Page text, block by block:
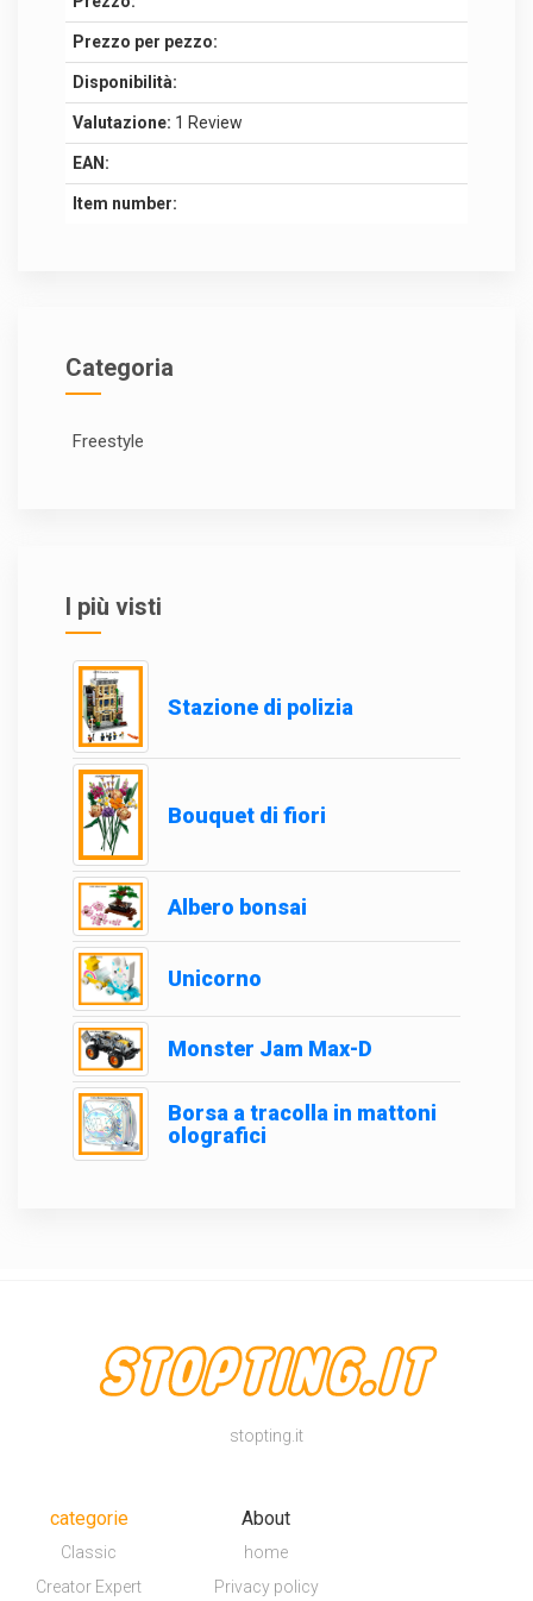
Prezzo per pezzo:
Disponibilità:
Valutazione: 1 Review
EAN:
Item number:
Categoria
Freestyle
I più visti
Stazione di polizia
Bouquet di fiori
Albero bonsai
Unicorno
Monster Jam Max-D
Borsa a tracolla in mattoni
olografici
stopting.it
categorie
Classic
Creator Expert
About
home
Privacy policy